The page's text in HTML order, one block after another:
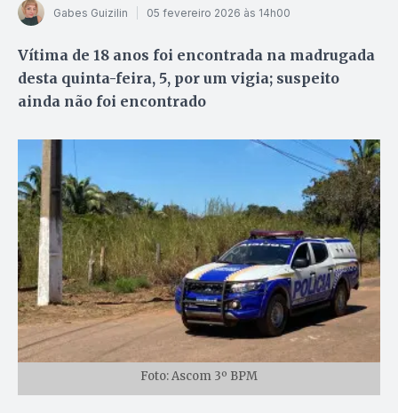
Gabes Guizilin 05 fevereiro 2026 às 14h00
Vítima de 18 anos foi encontrada na madrugada
desta quinta-feira, 5, por um vigia; suspeito
ainda não foi encontrado
Foto: Ascom 3º BPM